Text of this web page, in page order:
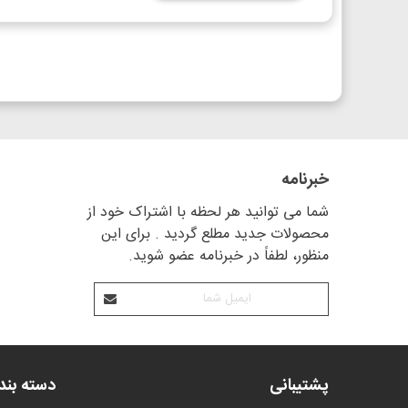
خبرنامه
شما می توانید هر لحظه با اشتراک خود از
محصولات جدید مطلع گردید . برای این
منظور، لطفاً در خبرنامه عضو شوید.
پشتیبانی دسته